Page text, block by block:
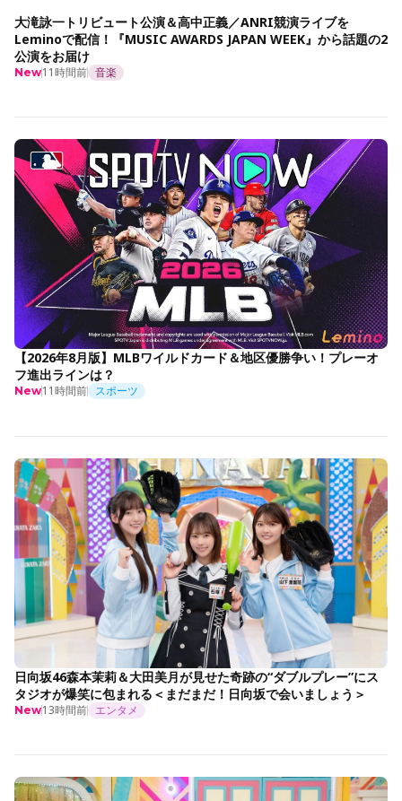
大滝詠一トリビュート公演＆高中正義／ANRI競演ライブを
Leminoで配信！『MUSIC AWARDS JAPAN WEEK』から話題の2
公演をお届け
New11時間前 音楽
【2026年8月版】MLBワイルドカード＆地区優勝争い！プレーオ
フ進出ラインは？
New11時間前 スポーツ
日向坂46森本茉莉＆大田美月が見せた奇跡の“ダブルプレー”にス
タジオが爆笑に包まれる＜まだまだ！日向坂で会いましょう＞
New13時間前 エンタメ